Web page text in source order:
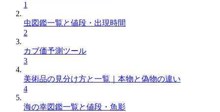
1
虫図鑑一覧と値段・出現時間
2
カブ価予測ツール
3
美術品の見分け方と一覧｜本物と偽物の違い
4
海の幸図鑑一覧と値段・魚影